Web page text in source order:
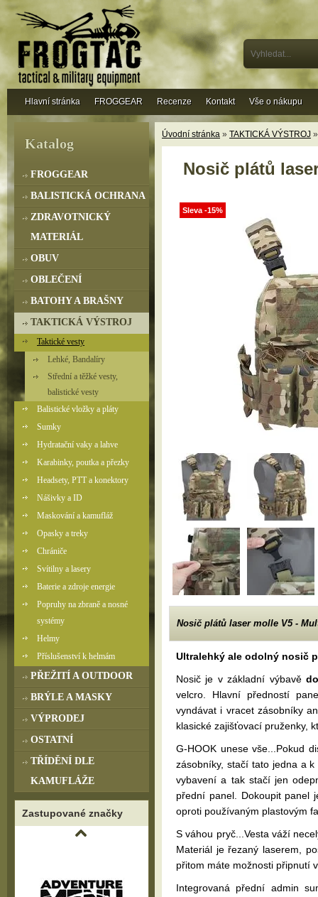
Úvodní stránka » TAKTICKÁ VÝSTROJ
Nosič plátů
Sleva -15%
Nosič plátů laser molle V5 -
Ultralehký ale odolný nosič
Nosič je v základní výbavě
velcro. Hlavní předností
vyndávat i vracet zásobníky
klasické zajišťovací pruženky,
G-HOOK unese vše...Pokud
zásobníky, stačí tato jedna a
vybavení a tak stačí jen
přední panel. Dokoupit panel
oproti používaným plastovým
S váhou pryč...Vesta váží
Materiál je řezaný laserem,
přitom máte možnosti připnutí
Integrovaná přední admin
Katalog
FROGGEAR
BALISTICKÁ OCHRANA
ZDRAVOTNICKÝ
MATERIÁL
OBUV
OBLEČENÍ
BATOHY A BRAŠNY
TAKTICKÁ VÝSTROJ
Taktické vesty
Lehké, Bandalíry
Střední a těžké vesty,
balistické vesty
Balistické vložky a pláty
Sumky
Hydratační vaky a lahve
Karabinky, poutka a přezky
Headsety, PTT a konektory
Nášivky a ID
Maskování a kamufláž
Opasky a treky
Chrániče
Svítilny a lasery
Baterie a zdroje energie
Popruhy na zbraně a nosné
systémy
Helmy
Příslušenství k helmám
PŘEŽITÍ A OUTDOOR
BRÝLE A MASKY
VÝPRODEJ
OSTATNÍ
TŘÍDĚNÍ DLE
KAMUFLÁŽE
Zastupované značky
Hlavní stránka FROGGEAR Recenze Kontakt Vše o nákupu